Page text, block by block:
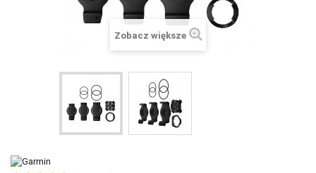
VICTORINOX ZEGARKI
OBAKU DENMARK ZEGARKI
POLECANE PRODUKTY
PROMOCJE
Zobacz większe